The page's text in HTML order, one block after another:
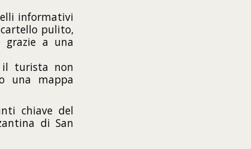
informativi
pulito,
grazie a una
il turista non
una mappa
chiave del
di San